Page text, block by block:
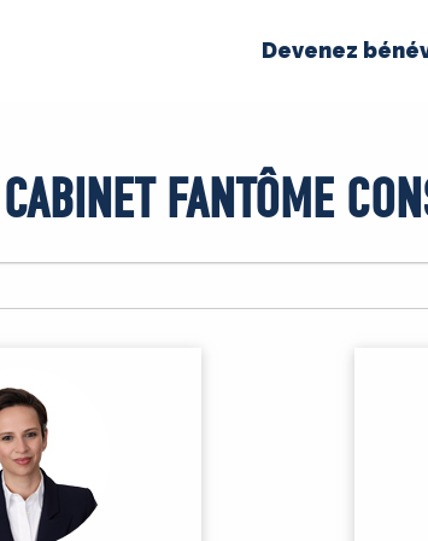
Devenez
FANTÔME